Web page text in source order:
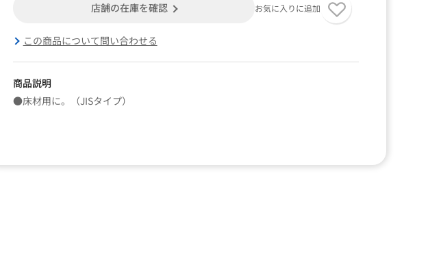
店舗の在庫を確認 お気に入りに追加
この商品について問い合わせる
商品説明
●床材用に。（JISタイプ）